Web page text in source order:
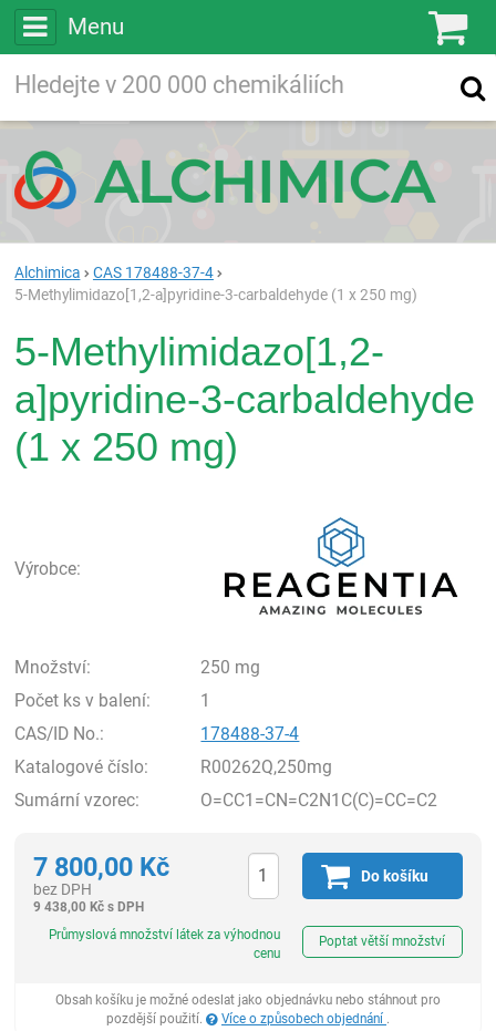
Menu
Vyhledávání
Alchimica
CAS 178488-37-4
5-Methylimidazo[1,2-a]pyridine-3-carbaldehyde (1 x 250 mg)
5-Methylimidazo[1,2-
a]pyridine-3-carbaldehyde
(1 x 250 mg)
Výrobce:
Množství:
250 mg
Počet ks v balení:
1
CAS/ID No.:
178488-37-4
Katalogové číslo:
R00262Q,250mg
Sumární vzorec:
O=CC1=CN=C2N1C(C)=CC=C2
7 800,00 Kč
bez DPH
9 438,00Kč s DPH
Do košíku
Průmyslová množství látek za výhodnou
cenu
Poptat větší množství
Obsah košíku je možné odeslat jako objednávku nebo stáhnout pro
pozdější použití.
Více o způsobech objednání .